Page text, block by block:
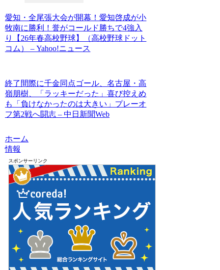
愛知・全尾張大会が開幕！愛知啓成が小
牧南に勝利！誉がコールド勝ちで4強入
り【26年春高校野球】（高校野球ドット
コム） – Yahoo!ニュース
終了間際に千金同点ゴール、名古屋・高
嶺朋樹、「ラッキーだった」喜び控えめ
も「負けなかったのは大きい」プレーオ
フ第2戦へ闘志 – 中日新聞Web
ホーム
情報
スポンサーリンク